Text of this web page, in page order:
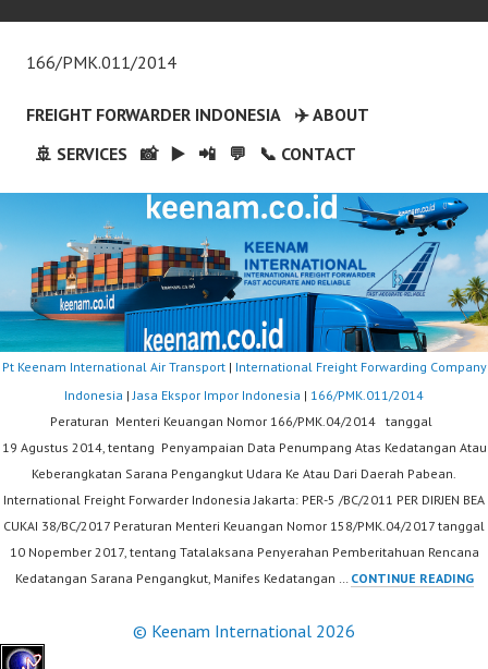
166/PMK.011/2014
FREIGHT FORWARDER INDONESIA
✈️ ABOUT
🚢 SERVICES
📸 ▶️ 📲 💬 📞 CONTACT
Pt Keenam International Air Transport| International Freight Forwarding Company
Indonesia | Jasa Ekspor Impor Indonesia | 166/PMK.011/2014
Peraturan Menteri Keuangan Nomor 166/PMK.04/2014 tanggal
19 Agustus 2014, tentang Penyampaian Data Penumpang Atas Kedatangan Atau
Keberangkatan Sarana Pengangkut Udara Ke Atau Dari Daerah Pabean.
International Freight Forwarder Indonesia Jakarta: PER-5 /BC/2011 PER DIRJEN BEA
CUKAI 38/BC/2017 Peraturan Menteri Keuangan Nomor 158/PMK.04/2017 tanggal
10 Nopember 2017, tentang Tatalaksana Penyerahan Pemberitahuan Rencana
Kedatangan Sarana Pengangkut, Manifes Kedatangan … CONTINUE READING
© Keenam International 2026